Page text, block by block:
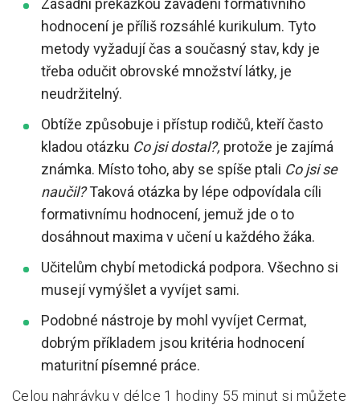
Zásadní překážkou zavádění formativního
hodnocení je příliš rozsáhlé kurikulum. Tyto
metody vyžadují čas a současný stav, kdy je
třeba odučit obrovské množství látky, je
neudržitelný.
Obtíže způsobuje i přístup rodičů, kteří často
kladou otázku Co jsi dostal?, protože je zajímá
známka. Místo toho, aby se spíše ptali Co jsi se
naučil?Taková otázka by lépe odpovídala cíli
formativnímu hodnocení, jemuž jde o to
dosáhnout maxima v učení u každého žáka.
Učitelům chybí metodická podpora. Všechno si
musejí vymýšlet a vyvíjet sami.
Podobné nástroje by mohl vyvíjet Cermat,
dobrým příkladem jsou kritéria hodnocení
maturitní písemné práce.
Celou nahrávku v délce 1 hodiny 55 minut si můžete